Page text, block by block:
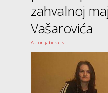
zahvalnoj
Vašarovića
Autor: jabuka.tv